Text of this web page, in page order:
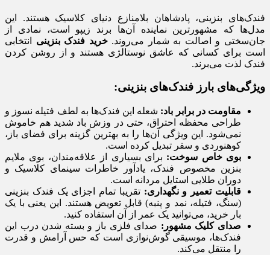
فندک‌های بنزینی، پادشاهان بلامنازع دنیای کلاسیک هستند. این
مدل‌ها که مشهورترین نماینده آن‌ها برند زیپو است، نمادی از
جان‌سختی و اصالت به شمار می‌روند.خرید فندک بنزینی انتخابی
است برای کسانی که عاشق نوستالژی هستند و از روشن کردن
فندک لذت می‌برند.
ویژگی‌های بارز فندک‌های بنزینی:
مقاومت در برابر باد: شعله این فندک‌ها به لطف فتیله نسوز و
طراحی محفظه احتراق، حتی در وزش باد شدید هم خاموش
نمی‌شود. این ویژگی آن‌ها را به بهترین گزینه برای فضای باز،
کوهنوردی و سفر تبدیل کرده است.
بوی خاص سوخت: برای بسیاری از علاقه‌مندان، بوی ملایم
بنزین مخصوص فندک، یادآور خاطرات سینمای کلاسیک و
دوران طلایی استایل مردانه است.
قابلیت تعمیر و نگهداری: تقریبا تمام اجزای یک فندک بنزینی
(سنگ، فتیله، نمد و پنبه) قابل تعویض هستند. این یعنی با یک
بار خرید، می‌توانید یک عمر از آن استفاده کنید.
صدای کلیک مشهور: صدای فلزی باز و بسته شدن درب این
فندک‌ها، موسیقی گوش‌نوازی است که حس آرامش و قدرت
را منتقل می‌کند.